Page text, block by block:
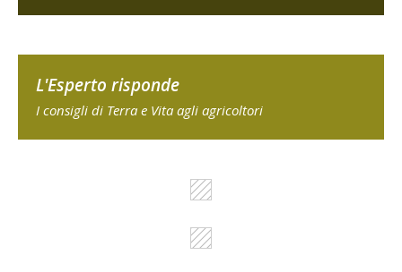
L'Esperto risponde
I consigli di Terra e Vita agli agricoltori